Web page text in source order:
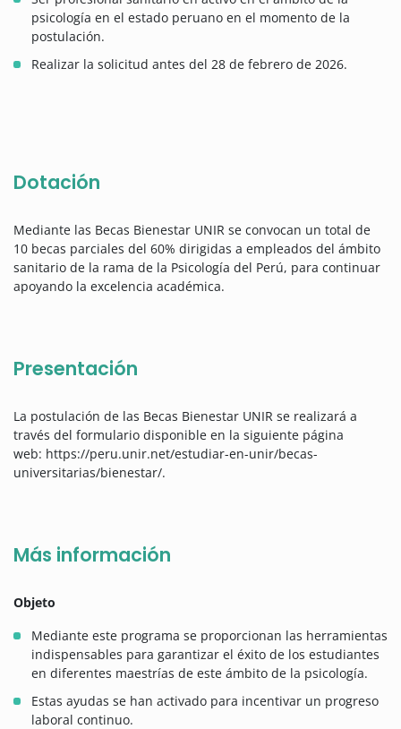
psicología en el estado peruano en el momento de la
postulación.
Realizar la solicitud antes del 28 de febrero de 2026.
Dotación
Mediante las Becas Bienestar UNIR se convocan un total de
10 becas parciales del 60% dirigidas a empleados del ámbito
sanitario de la rama de la Psicología del Perú, para continuar
apoyando la excelencia académica.
Presentación
La postulación de las Becas Bienestar UNIR se realizará a
través del formulario disponible en la siguiente página
web: https://peru.unir.net/estudiar-en-unir/becas-
universitarias/bienestar/.
Más información
Objeto
Mediante este programa se proporcionan las herramientas
indispensables para garantizar el éxito de los estudiantes
en diferentes maestrías de este ámbito de la psicología.
Estas ayudas se han activado para incentivar un progreso
laboral continuo.